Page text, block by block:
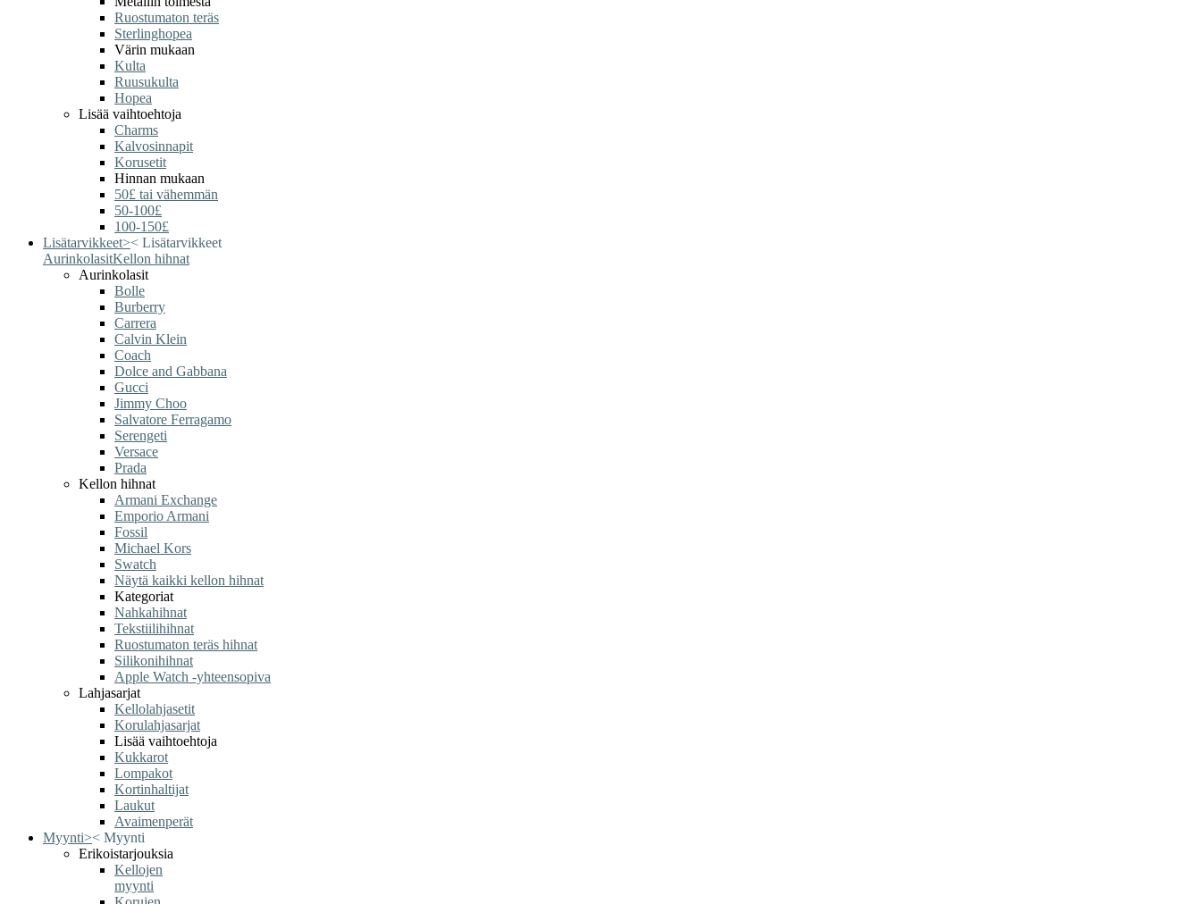
Ruostumaton teräs
Sterlinghopea
Värin mukaan
Kulta
Ruusukulta
Hopea
Lisää vaihtoehtoja
Charms
Kalvosinnapit
Korusetit
Hinnan mukaan
50£ tai vähemmän
50-100£
100-150£
Lisätarvikkeet>< Lisätarvikkeet
AurinkolasitKellon hihnat
Aurinkolasit
Bolle
Burberry
Carrera
Calvin Klein
Coach
Dolce and Gabbana
Gucci
Jimmy Choo
Salvatore Ferragamo
Serengeti
Versace
Prada
Kellon hihnat
Armani Exchange
Emporio Armani
Fossil
Michael Kors
Swatch
Näytä kaikki kellon hihnat
Kategoriat
Nahkahihnat
Tekstiilihihnat
Ruostumaton teräs hihnat
Silikonihihnat
Apple Watch -yhteensopiva
Lahjasarjat
Kellolahjasetit
Korulahjasarjat
Lisää vaihtoehtoja
Kukkarot
Lompakot
Kortinhaltijat
Laukut
Avaimenperät
Myynti>< Myynti
Erikoistarjouksia
Kellojen
myynti